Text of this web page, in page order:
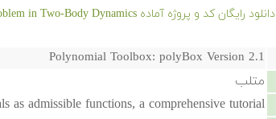
دانلود رایگان کد و پروژه آماده Solve Lambert's Problem in Two-Body Dynamics - کلیک کنید.
Polynomial Toolbox: polyBox Version 2.1
متلب
as admissible functions, a comprehensive tutorial.